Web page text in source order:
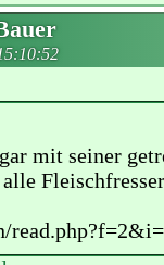
mit seiner